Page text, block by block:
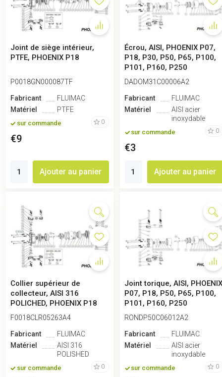
Joint de siège intérieur,
PTFE, PHOENIX P18
P0018GN000087TF
Fabricant
FLUIMAC
Matériel
PTFE
sur commande 0
€9
Ajouter au panier
Écrou, AISI, PHOENIX P07,
P18, P30, P50, P65, P100,
P101, P160, P250
DADOM31C00006A2
Fabricant
FLUIMAC
Matériel
AISI acier
inoxydable
sur commande 0
€3
Ajouter au panier
Collier supérieur de
collecteur, AISI 316
POLICHED, PHOENIX P18
F0018CLR05263A4
Fabricant
FLUIMAC
Matériel
AISI 316
POLISHED
sur commande 0
Joint torique, AISI,
P07, P18, P50, P65, P100,
P101, P160, P250
RONDP50C06012A2
Fabricant
FLUIMAC
Matériel
AISI acier
inoxydable
sur commande 0